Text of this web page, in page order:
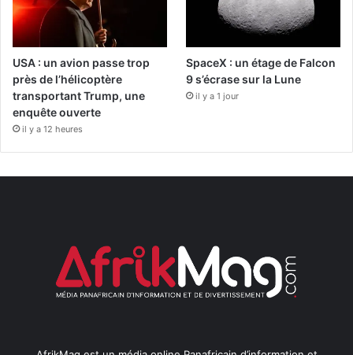
USA : un avion passe trop
près de l’hélicoptère
transportant Trump, une
enquête ouverte
il y a 12 heures
SpaceX : un étage de Falcon
9 s’écrase sur la Lune
il y a 1 jour